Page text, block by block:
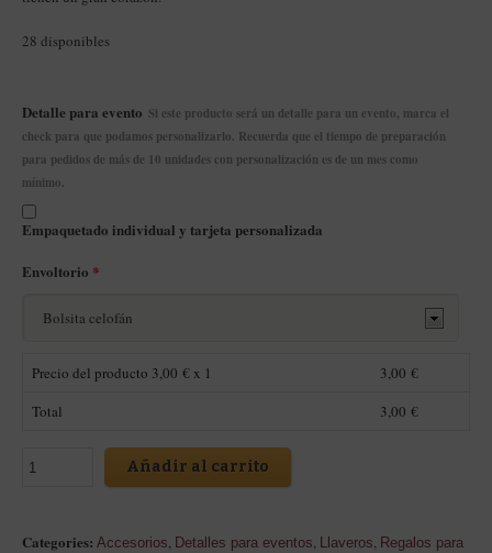
28 disponibles
Detalle para evento Si este producto será un detalle para un evento, marca el
check para que podamos personalizarlo. Recuerda que el tiempo de preparación
para pedidos de más de 10 unidades con personalización es de un mes como
mínimo.
Empaquetado individual y tarjeta personalizada
Envoltorio *
Precio del producto 3,00 € x 1 3,00 €
Total
3,00 €
Añadir al carrito
Categories: Accesorios, Detalles para eventos, Llaveros, Regalos para